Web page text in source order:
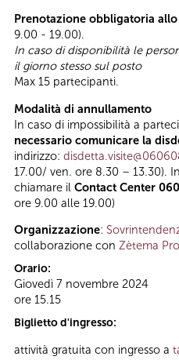
Prenotazione obbligatoria
9.00 - 19.00).
In caso di disponibilità le
il giorno stesso sul posto
Max 15 partecipanti.
Modalità di annullamento
In caso di impossibilità a
necessario comunicare la
indirizzo:
17.00/ ven. ore 8.30 – 13.30).
chiamare il Contact Center
ore 9.00 alle 19.00)
Organizzazione:
collaborazione con Zètema
Orario:
Giovedì 7 novembre 2024
ore 15.15
Biglietto d'ingresso:
attività gratuita con ingresso a